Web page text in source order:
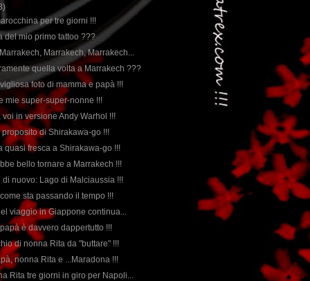
per tre giorni !!!
del mio primo tattoo ???
Marrakech, Marrakech...
quella volta a Marrakech ???
foto di mamma e papà !!!
mie super-super-nonne !!!
voi in versione Andy Warhol !!!
proposito di Shirakawa-go !!!
quasi fresca a Shirakawa-go !!!
bello tornare a Marrakech !!!
di nuovo: Lago di Malciaussia !!!
sta passando il tempo !!!
viaggio in Giappone continua...
è davvero dappertutto !!!
di nonna Rita da "buttare" !!!
nonna Rita e ...Maradona !!!
Rita tre giorni in giro per Napoli...